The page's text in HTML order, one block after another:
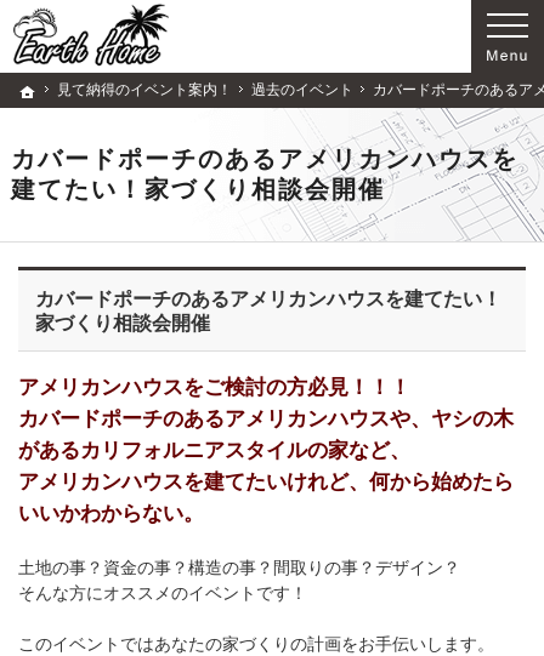
ホーム
見て納得のイベント案内！ 過去のイベント カバードポーチのあるア
カバードポーチのあるアメリカンハウスを
建てたい！家づくり相談会開催
歴史ある企業です。注文住宅・リフォーム（所沢市・狭山市・入間市）の工務店なら当店
注文住宅・リフォーム（所沢市・狭山市・入間市）の工務店ならアースホームで家づくり
カバードポーチのあるアメリカンハウスを建てたい！
家づくり相談会開催
アメリカンハウスをご検討の方必見！！！
カバードポーチのあるアメリカンハウスや、ヤシの木
があるカリフォルニアスタイルの家など、
アメリカンハウスを建てたいけれど、何から始めたら
いいかわからない。
土地の事？資金の事？構造の事？間取りの事？デザイン？
そんな方にオススメのイベントです！
このイベントではあなたの家づくりの計画をお手伝いします。